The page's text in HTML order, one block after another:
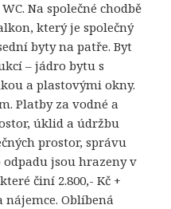
Na společné chodbě
který je společný
byty na patře. Byt
– jádro bytu s
a plastovými okny.
Platby za vodné a
úklid a údržbu
prostor, správu
jsou hrazeny v
činí 2.800,- Kč +
Oblíbená